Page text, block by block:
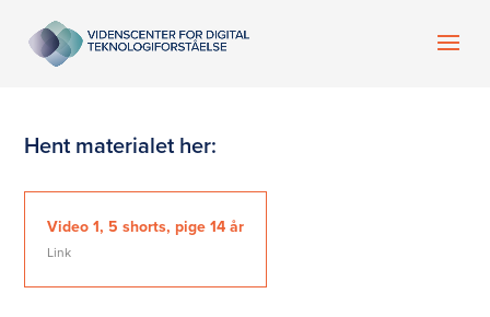
Hent materialet her:
Video 1, 5 shorts, pige 14 år
Link